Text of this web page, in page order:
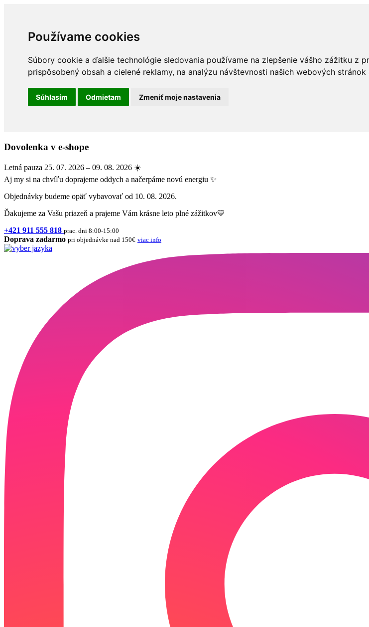
Používame cookies
Súbory cookie a ďalšie technológie sledovania používame na zlepšenie vášho zážitku z
prispôsobený obsah a cielené reklamy, na analýzu návštevnosti našich webových
Súhlasím Odmietam Zmeniť moje nastavenia
Dovolenka v e-shope
Letná pauza 25. 07. 2026 – 09. 08. 2026 ☀️
Aj my si na chvíľu doprajeme oddych a načerpáme novú energiu ✨
Objednávky budeme opäť vybavovať od 10. 08. 2026.
Ďakujeme za Vašu priazeň a prajeme Vám krásne leto plné zážitkov💛
+421 911 555 818 prac. dni 8:00-15:00
Doprava zadarmo pri objednávke nad 150€ viac info